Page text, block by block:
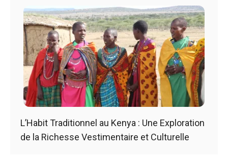
L’Habit Traditionnel au Kenya : Une Exploration
de la Richesse Vestimentaire et Culturelle